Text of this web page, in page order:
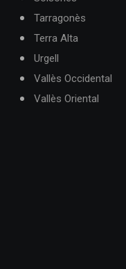
Tarragonès
Terra Alta
Urgell
Vallès Occidental
Vallès Oriental